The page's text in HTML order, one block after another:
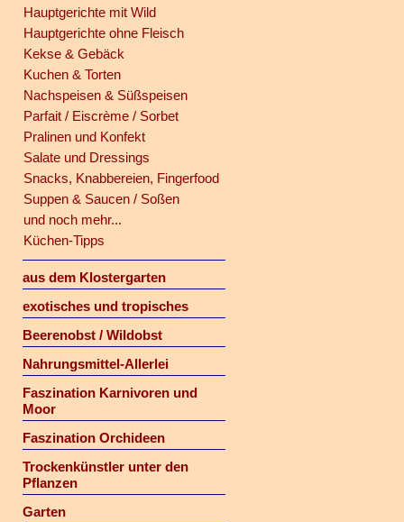
Hauptgerichte mit Wild
Hauptgerichte ohne Fleisch
Kekse & Gebäck
Kuchen & Torten
Nachspeisen & Süßspeisen
Parfait / Eiscrème / Sorbet
Pralinen und Konfekt
Salate und Dressings
Snacks, Knabbereien, Fingerfood
Suppen & Saucen / Soßen
und noch mehr...
Küchen-Tipps
aus dem Klostergarten
exotisches und tropisches
Beerenobst / Wildobst
Nahrungsmittel-Allerlei
Faszination Karnivoren und
Moor
Faszination Orchideen
Trockenkünstler unter den
Pflanzen
Garten